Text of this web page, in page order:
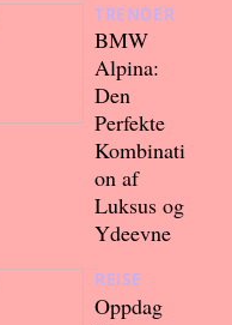
TRENDER
BMW
Alpina:
Den
Perfekte
Kombinati
on af
Luksus og
Ydeevne
REISE
Oppdag